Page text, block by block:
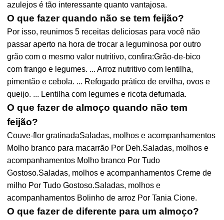
azulejos é tão interessante quanto vantajosa.
O que fazer quando não se tem feijão?
Por isso, reunimos 5 receitas deliciosas para você não
passar aperto na hora de trocar a leguminosa por outro
grão com o mesmo valor nutritivo, confira:Grão-de-bico
com frango e legumes. ... Arroz nutritivo com lentilha,
pimentão e cebola. ... Refogado prático de ervilha, ovos e
queijo. ... Lentilha com legumes e ricota defumada.
O que fazer de almoço quando não tem
feijão?
Couve-flor gratinadaSaladas, molhos e acompanhamentos
Molho branco para macarrão Por Deh.Saladas, molhos e
acompanhamentos Molho branco Por Tudo
Gostoso.Saladas, molhos e acompanhamentos Creme de
milho Por Tudo Gostoso.Saladas, molhos e
acompanhamentos Bolinho de arroz Por Tania Cione.
O que fazer de diferente para um almoço?